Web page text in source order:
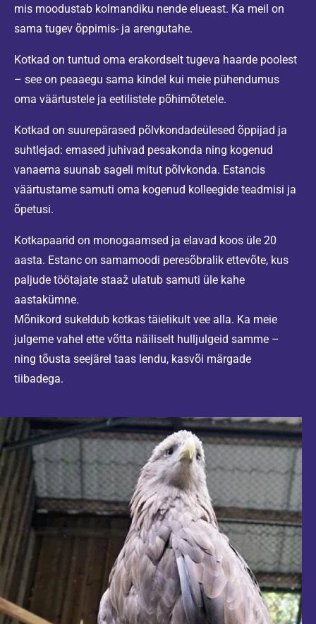
mis moodustab kolmandiku nende elueast. Ka meil on
sama tugev õppimis- ja arengutahe.
Kotkad on tuntud oma erakordselt tugeva haarde poolest
– see on peaaegu sama kindel kui meie pühendumus
oma väärtustele ja eetilistele põhimõtetele.
Kotkad on suurepärased põlvkondadeülesed õppijad ja
suhtlejad: emased juhivad pesakonda ning kogenud
vanaema suunab sageli mitut põlvkonda. Estancis
väärtustame samuti oma kogenud kolleegide teadmisi ja
õpetusi.
Kotkapaarid on monogaamsed ja elavad koos üle 20
aasta. Estanc on samamoodi peresõbralik ettevõte, kus
paljude töötajate staaž ulatub samuti üle kahe
aastakümne.
Mõnikord sukeldub kotkas täielikult vee alla. Ka meie
julgeme vahel ette võtta näiliselt hulljulgeid samme –
ning tõusta seejärel taas lendu, kasvõi märgade
tiibadega.